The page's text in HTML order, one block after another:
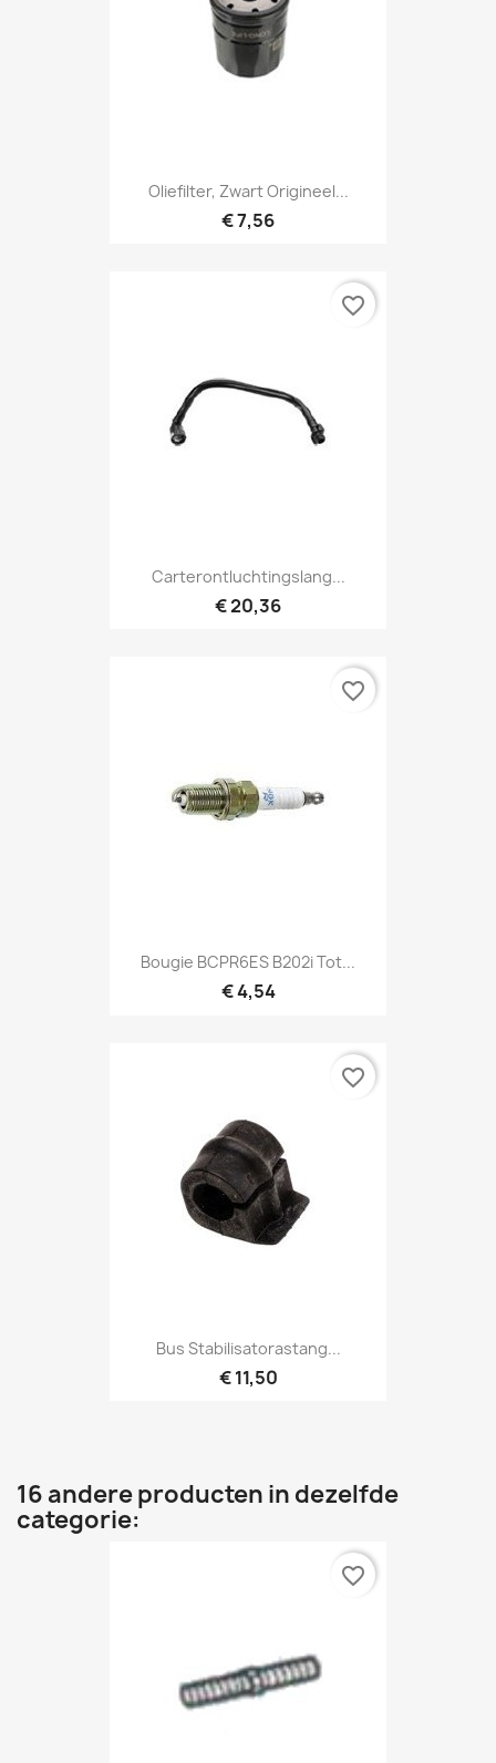
Oliefilter, Zwart Origineel...
€ 7,56
Carterontluchtingslang...
€ 20,36
favorite_border
Bougie BCPR6ES B202i Tot...
€ 4,54
favorite_border
Bus Stabilisatorastang...
€ 11,50
favorite_border
16 andere producten in dezelfde
categorie:
favorite_border